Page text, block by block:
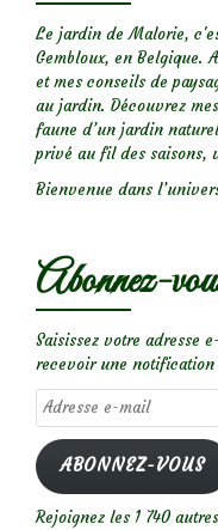
Le jardin de Malorie,
Gembloux, en Belgique.
et mes conseils de
au jardin. Découvrez
faune d’un jardin
privé au fil des saisons,
Bienvenue dans
Abonnez-
Saisissez votre adresse
recevoir une notification
Adresse
e-
mail
ABONNEZ-VOUS
Rejoignez les 1 740